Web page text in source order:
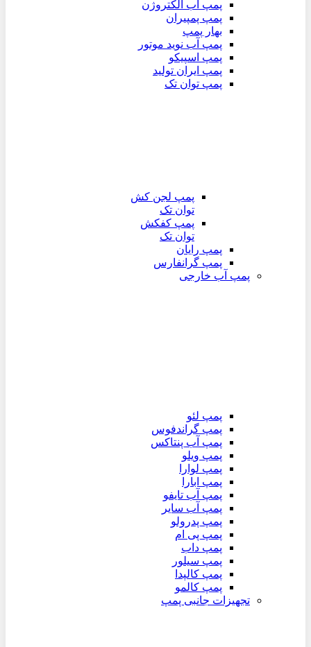
پمپ آب الکتروژن
پمپ پمپیران
بهار پمپ
پمپ آب نوید موتور
پمپ اسپیکو
پمپ ایران تولید
پمپ توان تک
پمپ لجن کش
توان تک
پمپ کفکش
توان تک
پمپ رایان
پمپ گرانفارس
پمپ آب خارجی
پمپ لئو
پمپ گراندفوس
پمپ آب پنتاکس
پمپ ویلو
پمپ لوارا
پمپ ابارا
پمپ آب تایفو
پمپ آب سایر
پمپ پدرولو
پمپ پی ام
پمپ داب
پمپ سیلور
پمپ کالپدا
پمپ کالمو
تجهیزات جانبی پمپ